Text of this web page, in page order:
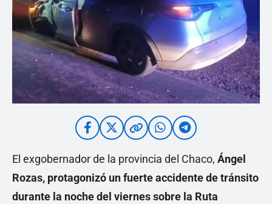
El exgobernador de la provincia del Chaco, Ángel
Rozas, protagonizó un fuerte accidente de tránsito
durante la noche del viernes sobre la Ruta